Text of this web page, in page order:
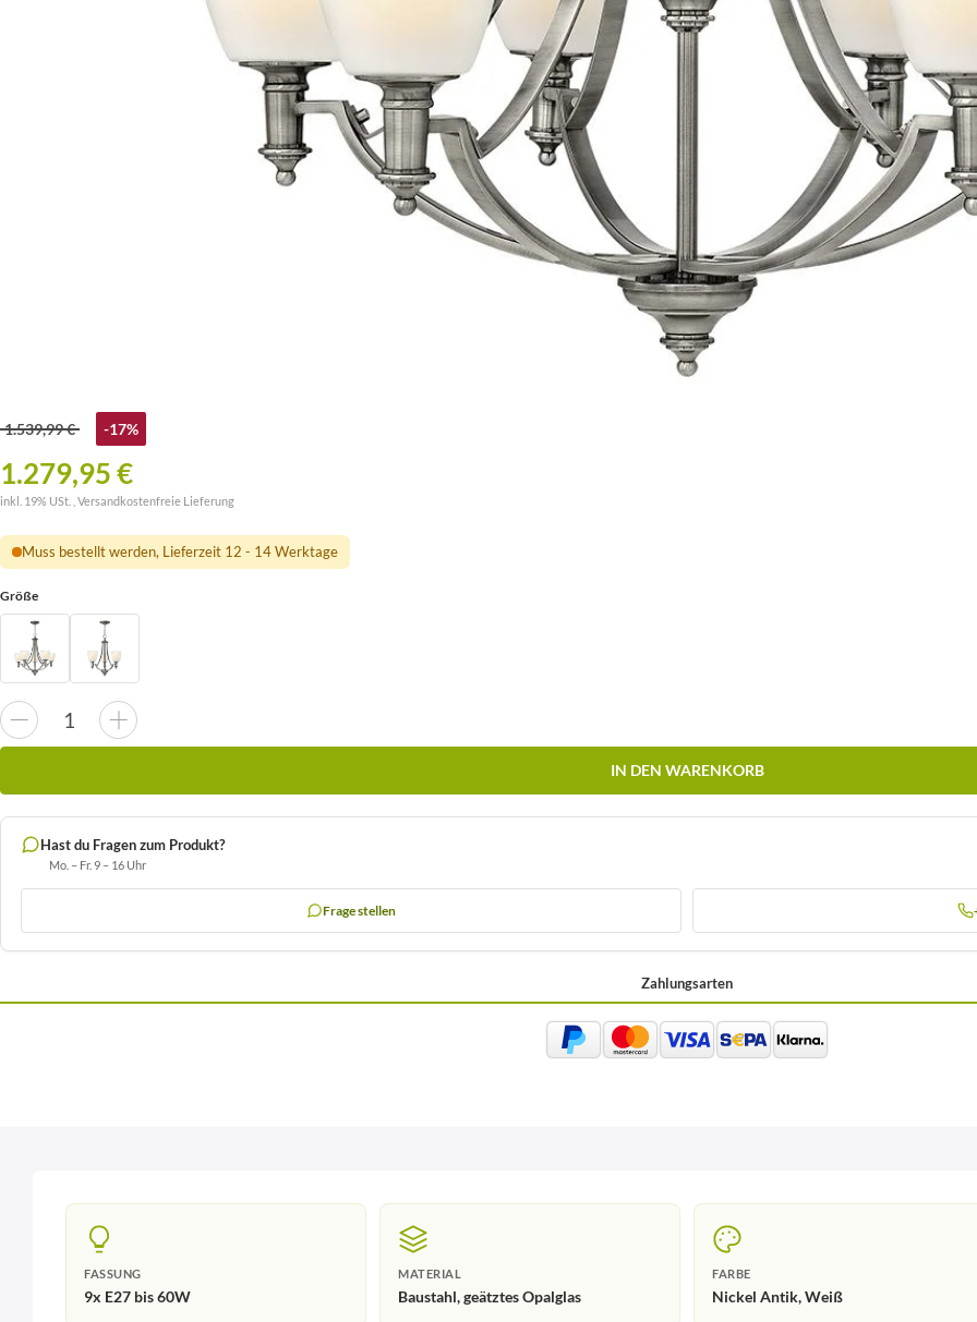
1.539,99 € -17%
1.279,95 €
inkl. 19% USt. , Versandkostenfreie Lieferung
Muss bestellt werden, Lieferzeit 12 - 14 Werktage
Größe
IN DEN WARENKORB
Hast du Fragen zum Produkt?
Mo. – Fr. 9 – 16 Uhr
Frage stellen
Zahlungsarten
FASSUNG
9x E27 bis 60W
MATERIAL
Baustahl, geätztes Opalglas
FARBE
Nickel Antik, Weiß